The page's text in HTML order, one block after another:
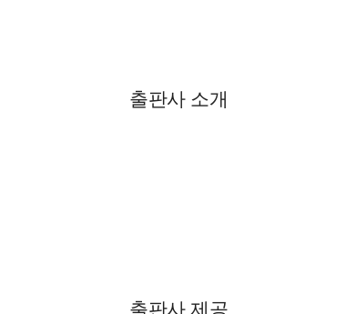
출판사 소개
출판사 제공